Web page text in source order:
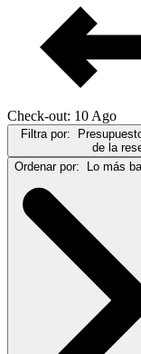
Check-out: 10 Ago
Filtra por:
de la
Ordenar por:
Lo más